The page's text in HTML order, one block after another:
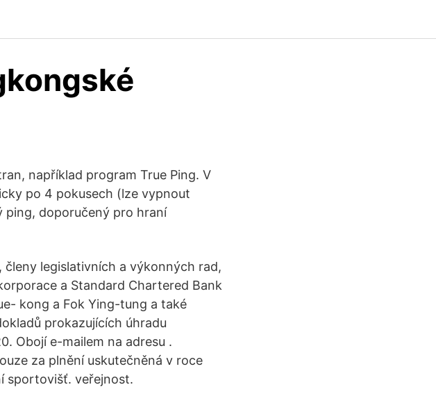
například program True Ping. V
po 4 pokusech (lze vypnout
ping, doporučený pro hraní
legislativních a výkonných rad,
a Standard Chartered Bank
kong a Fok Ying-tung a také
prokazujících úhradu
Obojí e-mailem na adresu .
za plnění uskutečněná v roce
sportovišť. veřejnost.